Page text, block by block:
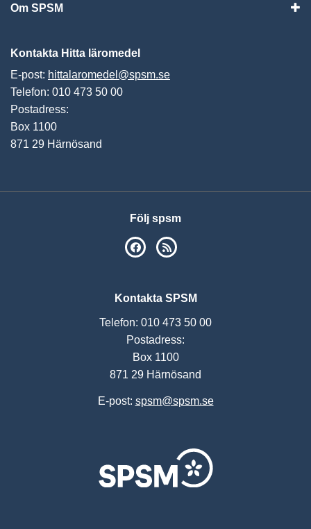
Om SPSM
Kontakta Hitta läromedel
E-post: hittalaromedel@spsm.se
Telefon: 010 473 50 00
Postadress:
Box 1100
871 29 Härnösand
Följ spsm
SPSM på Facebook
Kontakta SPSM
Telefon: 010 473 50 00
Postadress:
Box 1100
871 29 Härnösand
E-post: spsm@spsm.se